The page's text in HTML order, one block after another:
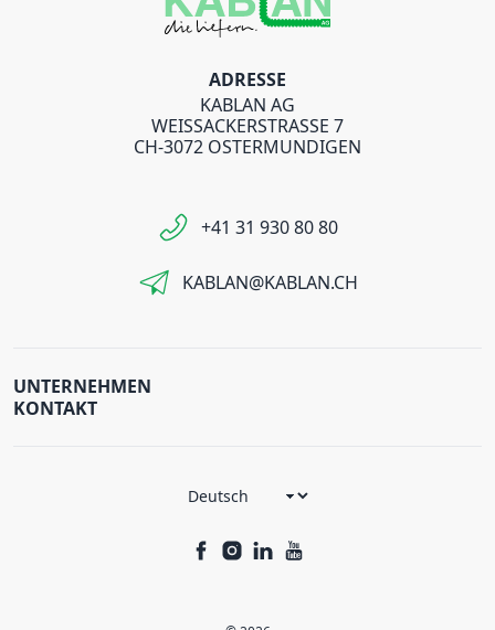
ADRESSE
KABLAN AG
WEISSACKERSTRASSE 7
CH-3072 OSTERMUNDIGEN
+41 31 930 80 80
KABLAN@KABLAN.CH
UNTERNEHMEN
KONTAKT